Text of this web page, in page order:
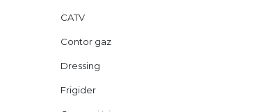
CATV
Contor gaz
Dressing
Frigider